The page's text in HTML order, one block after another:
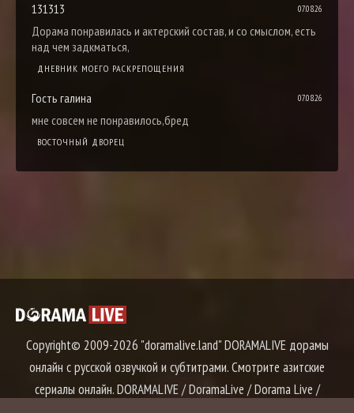
131313 07.08.26
Дорама понравилась и актерский состав, и со смыслом, есть
над чем задкматься,
ДНЕВНИК МОЕГО РАСКРЕПОЩЕНИЯ
Гость галина 07.08.26
мне совсем не понравилось,бред
ВОСТОЧНЫЙ ДВОРЕЦ
Copyright© 2009-2026 "doramalive.land" DORAMALIVE дорамы
онлайн с русской озвучкой и субтитрами. Смотрите азитские
сериалы онлайн. DORAMALIVE / DoramaLive / Dorama Live /